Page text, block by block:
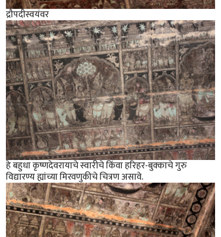
द्रौपदीस्वयंवर
हे बहुधा कृष्णदेवरायाचे स्वारीचे किंवा हरिहर-बुक्काचे गुरु
विद्यारण्य ह्यांच्या मिरवणुकीचे चित्रण असावे.